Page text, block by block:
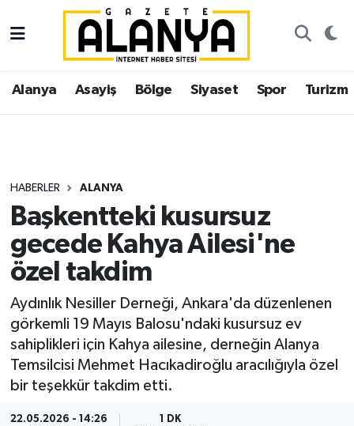
Alanya Asayiş Bölge Siyaset Spor Turizm
HABERLER ALANYA
Başkentteki kusursuz
gecede Kahya Ailesi'ne
özel takdim
Aydınlık Nesiller Derneği, Ankara'da düzenlenen
görkemli 19 Mayıs Balosu'ndaki kusursuz ev
sahiplikleri için Kahya ailesine, derneğin Alanya
Temsilcisi Mehmet Hacıkadiroğlu aracılığıyla özel
bir teşekkür takdim etti.
22.05.2026 - 14:26 1 DK
Alanya
Asayiş
Siyaset
Spor
Turizm
Ekonomi
Gazipaşa
İstanbul Nöbetçi Eczaneler
İstanbul Hava Durumu
Süper Lig Puan Durumu ve Fikstür
Tüm Manşetler
Son Dakika Haberleri
Haber Arşivi